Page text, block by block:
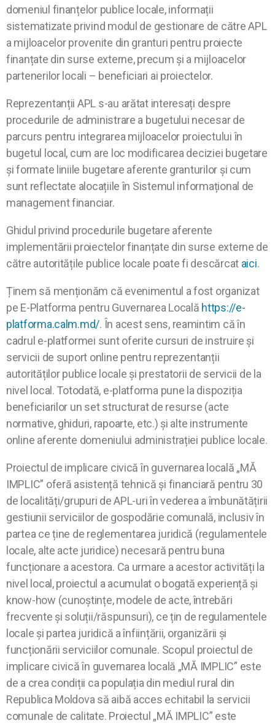
domeniul finanțelor publice locale, informații
sistematizate privind modul de gestionare de către APL
a mijloacelor provenite din granturi pentru proiecte
finanțate din surse externe, precum şi a mijloacelor
partenerilor locali – beneficiari ai proiectelor.
Reprezentanții APL s-au arătat interesați despre
procedurile de administrare a bugetului necesar de
parcurs pentru integrarea mijloacelor proiectului în
bugetul local, cum are loc modificarea deciziei bugetare
și formate liniile bugetare aferente granturilor și cum
sunt reflectate alocațiile în Sistemul informațional de
management financiar.
Ghidul privind procedurile bugetare aferente
implementării proiectelor finanțate din surse externe de
către autoritățile publice locale poate fi descărcat aici.
Ținem să menționăm că evenimentul a fost organizat
pe E-Platforma pentru Guvernarea Locală https://e-
platforma.calm.md/. În acest sens, reamintim că în
cadrul e-platformei sunt oferite cursuri de instruire și
servicii de suport online pentru reprezentanții
autorităților publice locale și prestatorii de servicii de la
nivel local. Totodată, e-platforma pune la dispoziția
beneficiarilor un set structurat de resurse (acte
normative, ghiduri, rapoarte, etc.) și alte instrumente
online aferente domeniului administrației publice locale.
Proiectul de implicare civică în guvernarea locală „MĂ
IMPLIC” oferă asistență tehnică și financiară pentru 30
de localități/grupuri de APL-uri în vederea a îmbunătățirii
gestiunii serviciilor de gospodărie comunală, inclusiv în
partea ce ține de reglementarea juridică (regulamentele
locale, alte acte juridice) necesară pentru buna
funcționare a acestora. Ca urmare a acestor activități la
nivel local, proiectul a acumulat o bogată experiență și
know-how (cunoștințe, modele de acte, întrebări
frecvente și soluții/răspunsuri), ce țin de regulamentele
locale și partea juridică a înființării, organizării și
funcționării serviciilor comunale. Scopul proiectul de
implicare civică în guvernarea locală „MĂ IMPLIC” este
de a crea condiții ca populația din mediul rural din
Republica Moldova să aibă acces echitabil la servicii
comunale de calitate. Proiectul „MĂ IMPLIC” este